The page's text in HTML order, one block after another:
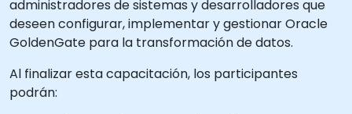
administradores de sistemas y desarrolladores que
deseen configurar, implementar y gestionar Oracle
GoldenGate para la transformación de datos.
Al finalizar esta capacitación, los participantes
podrán: